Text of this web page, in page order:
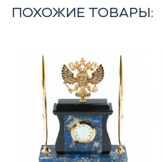
ПОХОЖИЕ ТОВАРЫ: